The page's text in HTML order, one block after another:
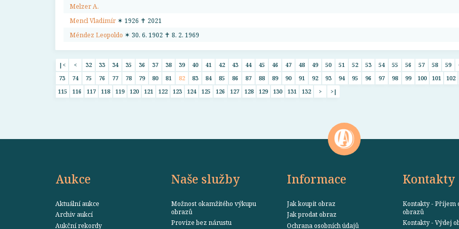
Melzer A.
Mencl Vladimír ✶ 1926 ✝ 2021
Méndez Leopoldo ✶ 30. 6. 1902 ✝ 8. 2. 1969
|< < 32 33 34 35 36 37 38 39 40 41 42 43 44 45 46 47 48 49 50 51 52 53 54 55 56 57 58 59
73
74 75 76 77 78 79 80 81 82 83 84 85 86 87 88 89 90 91 92 93 94 95 96 97 98 99 100 101
102
115
116 117 118 119 120 121 122 123 124 125 126 127 128 129 130 131 132 > >|
Aukce
Aktuální aukce
Archiv aukcí
Aukční rekordy
Naše služby
Možnost okamžitého výkupu
obrazů
Provize bez nárustu
Informace
Jak koupit obraz
Jak prodat obraz
Ochrana osobních údajů
Kontakty
Kontakty - Příjem
obrazů
Kontakty - Výdej